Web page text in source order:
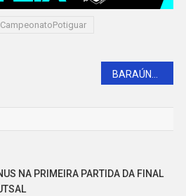
CampeonatoPotiguar
NA PRIMEIRA PARTIDA DA FINAL